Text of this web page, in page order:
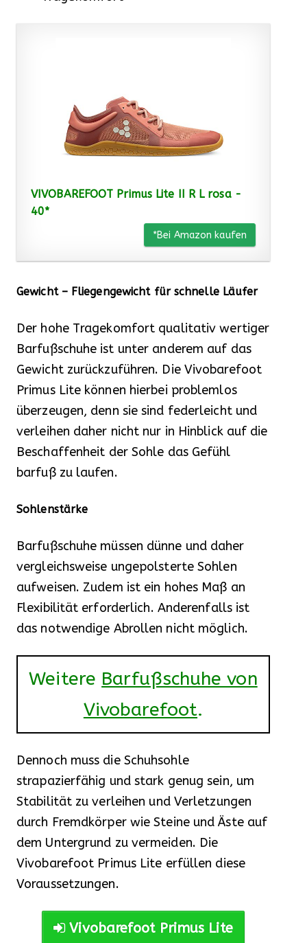
VIVOBAREFOOT Primus Lite II R L rosa -
40*
*Bei Amazon kaufen
Gewicht – Fliegengewicht für schnelle Läufer
Der hohe Tragekomfort qualitativ wertiger
Barfußschuhe ist unter anderem auf das
Gewicht zurückzuführen. Die Vivobarefoot
Primus Lite können hierbei problemlos
überzeugen, denn sie sind federleicht und
verleihen daher nicht nur in Hinblick auf die
Beschaffenheit der Sohle das Gefühl
barfuß zu laufen.
Sohlenstärke
Barfußschuhe müssen dünne und daher
vergleichsweise ungepolsterte Sohlen
aufweisen. Zudem ist ein hohes Maß an
Flexibilität erforderlich. Anderenfalls ist
das notwendige Abrollen nicht möglich.
Weitere Barfußschuhe von
Vivobarefoot.
Dennoch muss die Schuhsohle
strapazierfähig und stark genug sein, um
Stabilität zu verleihen und Verletzungen
durch Fremdkörper wie Steine und Äste auf
dem Untergrund zu vermeiden. Die
Vivobarefoot Primus Lite erfüllen diese
Voraussetzungen.
Vivobarefoot Primus Lite